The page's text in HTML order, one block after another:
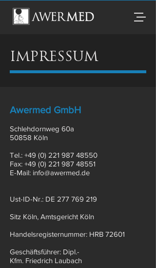
IMPRESSUM
Awermed GmbH
Schlehdornweg 60a
50858 Köln
Tel.: +49 (0) 221 987 48550
Fax: +49 (0) 221 987 48551
E-Mail: info@awermed.de
Ust-ID-Nr.: DE 277 769 219
Sitz Köln, Amtsgericht Köln
Handelsregisternummer: HRB 72601
Geschäftsführer: Dipl.-
Kfm. Friedrich Laubach